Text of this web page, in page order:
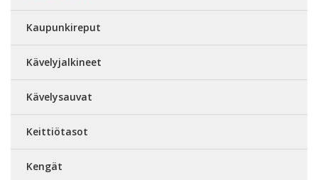
Kaupunkireput
Kävelyjalkineet
Kävelysauvat
Keittiötasot
Kengät